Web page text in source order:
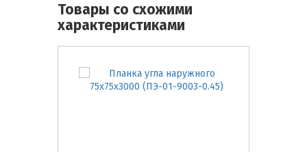
Товары со схожими
характеристиками